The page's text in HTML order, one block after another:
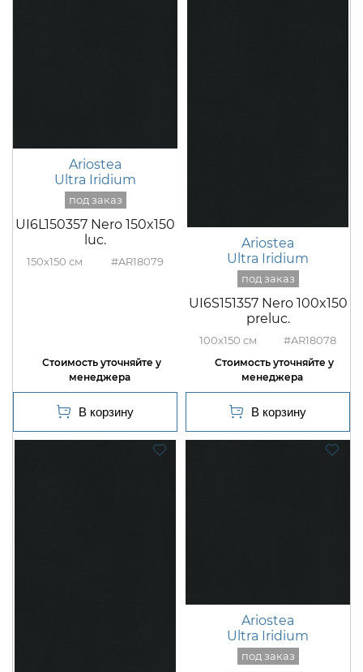
Ariostea
Ultra Iridium
UI6L150357 Nero 150x150
luc.
150x150 #AR18079
Ariostea
Ultra Iridium
UI6S151357 Nero 100x150
preluc.
100x150 #AR18078
Ariostea
Ultra Iridium